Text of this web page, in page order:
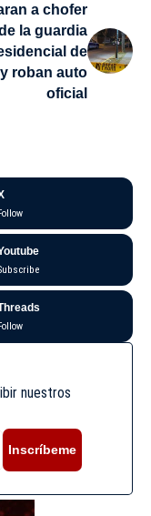
a chofer
la guardia
de
roban auto
oficial
nuestros
Inscríbeme